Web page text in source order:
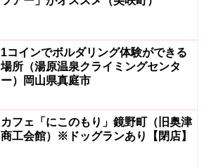
1コインでボルダリング体験ができる
場所（湯原温泉クライミングセンタ
ー）岡山県真庭市
カフェ「にこのもり」鏡野町（旧奥津
商工会館）※ドッグランあり【閉店】